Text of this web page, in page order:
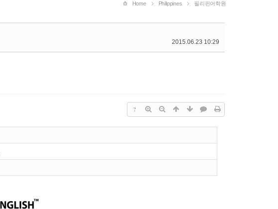
Home Philippines 필리핀어학원
2015.06.23 10:29
?